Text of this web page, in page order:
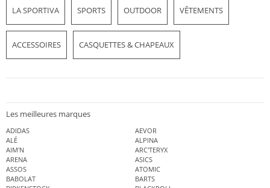
LA SPORTIVA SPORTS OUTDOOR VÊTEMENTS
ACCESSOIRES CASQUETTES & CHAPEAUX
Les meilleures marques
ADIDAS
AEVOR
ALÉ
ALPINA
AIM'N
ARC'TERYX
ARENA
ASICS
ASSOS
ATOMIC
BABOLAT
BARTS